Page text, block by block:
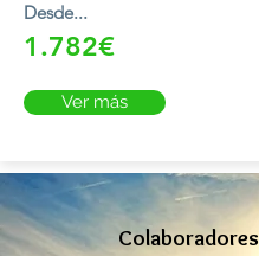
Desde...
1.782€
Ver más
Colaboradores